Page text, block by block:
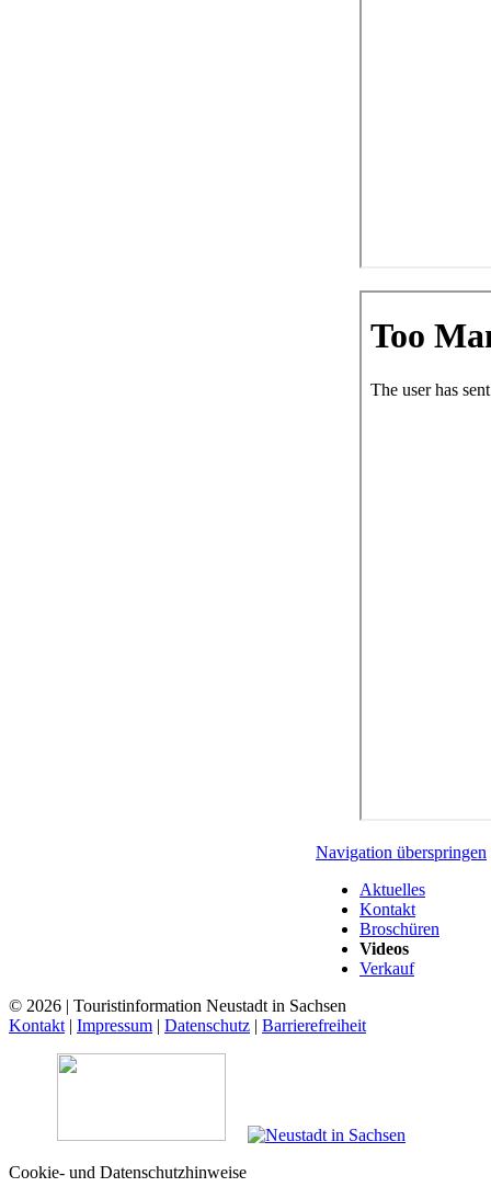
Navigation überspringen
Aktuelles
Kontakt
Broschüren
Videos
Verkauf
© 2026 | Touristinformation Neustadt in Sachsen
Kontakt | Impressum | Datenschutz | Barrierefreiheit
Cookie- und Datenschutzhinweise